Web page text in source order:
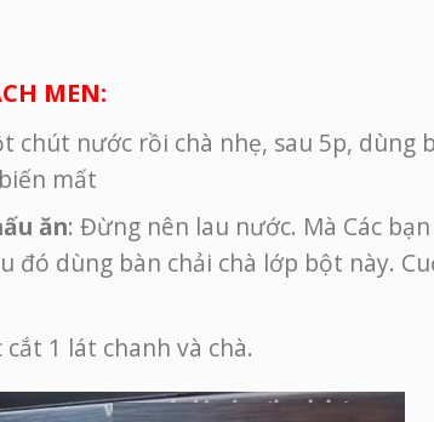
MEN:
chút nước rồi chà nhẹ, sau 5p, dùng
mất
ăn: Đừng nên lau nước. Mà Các
đó dùng bàn chải chà lớp bột này.
1 lát chanh và chà.